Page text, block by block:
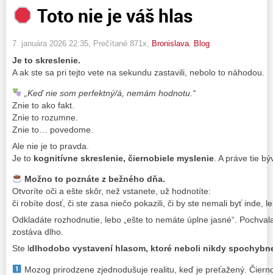
Toto nie je váš hlas
7. januára 2026 22:35 , Prečítané 871x, Bronislava Blog
Je to skreslenie.
A ak ste sa pri tejto vete na sekundu zastavili, nebolo to náhodou.
„Keď nie som perfektný/á, nemám hodnotu.“
Znie to ako fakt.
Znie to rozumne.
Znie to… povedome.
Ale nie je to pravda.
Je to kognitívne skreslenie, čiernobiele myslenie . A práve tie
Možno to poznáte z bežného dňa.
Otvoríte oči a ešte skôr, než vstanete, už hodnotíte:
či robíte dosť, či ste zasa niečo pokazili, či by ste nemali byť inde,
Odkladáte rozhodnutie, lebo „ešte to nemáte úplne jasné“.
zostáva dlho.
Ste ldlhodobo vystavení hlasom, ktoré neboli nikdy
Mozog prirodzene zjednodušuje realitu, keď je preťažený.